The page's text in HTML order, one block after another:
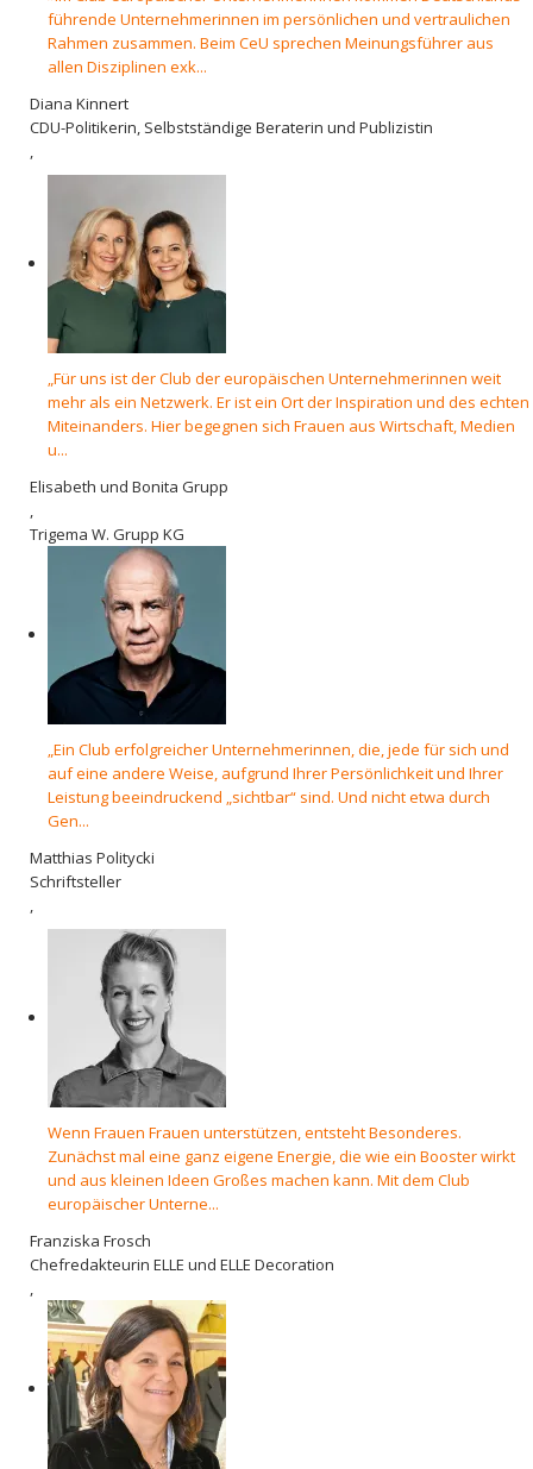
führende Unternehmerinnen im persönlichen und vertraulichen
Rahmen zusammen. Beim CeU sprechen Meinungsführer aus
allen Disziplinen exk...
Diana Kinnert
CDU-Politikerin, Selbstständige Beraterin und Publizistin
,
„Für uns ist der Club der europäischen Unternehmerinnen weit
mehr als ein Netzwerk. Er ist ein Ort der Inspiration und des echten
Miteinanders. Hier begegnen sich Frauen aus Wirtschaft, Medien
u...
Elisabeth und Bonita Grupp
,
Trigema W. Grupp KG
„Ein Club erfolgreicher Unternehmerinnen, die, jede für sich und
auf eine andere Weise, aufgrund Ihrer Persönlichkeit und Ihrer
Leistung beeindruckend „sichtbar“ sind. Und nicht etwa durch
Gen...
Matthias Politycki
Schriftsteller
,
Wenn Frauen Frauen unterstützen, entsteht Besonderes.
Zunächst mal eine ganz eigene Energie, die wie ein Booster wirkt
und aus kleinen Ideen Großes machen kann. Mit dem Club
europäischer Unterne...
Franziska Frosch
Chefredakteurin ELLE und ELLE Decoration
,